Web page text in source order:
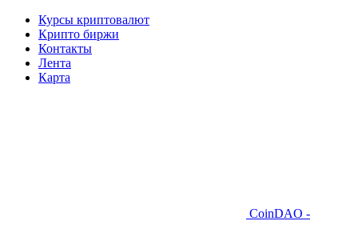
Курсы криптовалют
Крипто биржи
Контакты
Лента
Карта
CoinDAO -